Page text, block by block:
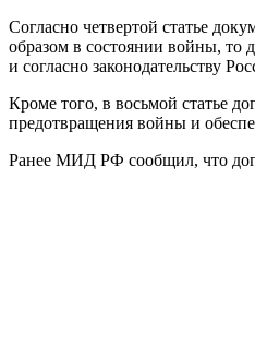
Согласно четвертой статье
образом в состоянии войны, то
и согласно законодательству
Кроме того, в восьмой статье
предотвращения войны и
Ранее МИД РФ сообщил, что